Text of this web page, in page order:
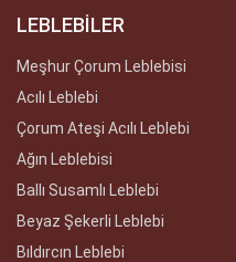
LEBLEBİLER
Meşhur Çorum Leblebisi
Acılı Leblebi
Çorum Ateşi Acılı Leblebi
Ağın Leblebisi
Ballı Susamlı Leblebi
Beyaz Şekerli Leblebi
Bıldırcın Leblebi